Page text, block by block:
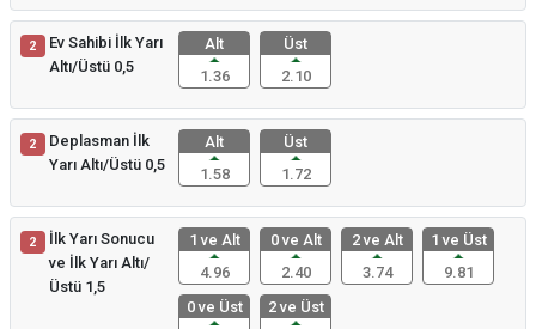
2
Ev Sahibi İlk Yarı
Altı/Üstü 0,5
Alt
1.36
Üst
2.10
2
Deplasman İlk
Yarı Altı/Üstü 0,5
Alt
1.58
Üst
1.72
2
İlk Yarı Sonucu
ve İlk Yarı Altı/
Üstü 1,5
1 ve Alt
4.96
0 ve Alt
2.40
2 ve Alt
3.74
1 ve Üst
9.81
0 ve Üst
2 ve Üst